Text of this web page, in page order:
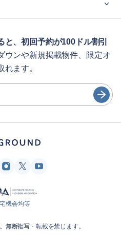
ト
と、初回予約が100ドル割引
ウンや新規掲載物件、限定オ
ます。
機会均等
無断複写・転載を禁じます。